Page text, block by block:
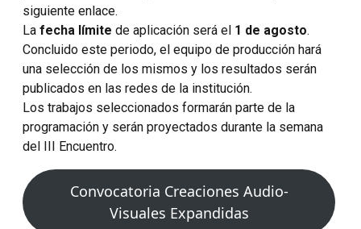
siguiente enlace.
La fecha límite de aplicación será el 1 de agosto.
Concluido este periodo, el equipo de producción hará
una selección de los mismos y los resultados serán
publicados en las redes de la institución.
Los trabajos seleccionados formarán parte de la
programación y serán proyectados durante la semana
del III Encuentro.
Convocatoria Creaciones Audio-
Visuales Expandidas